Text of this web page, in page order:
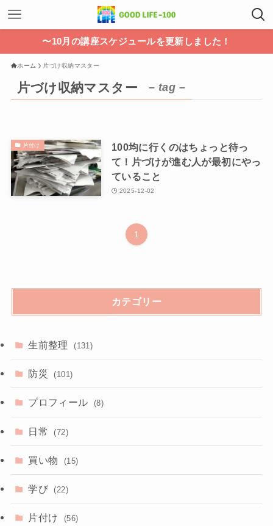
〜10月の講座スケジュールを更新しました！
ホーム 片づけ収納マスター
片づけ収納マスター – tag –
片付け
100均に行くのはちょっと待っ
て！片づけが進む人が最初にやっ
ていること
2025-12-02
1
カテゴリー
生前整理 (131)
防災 (101)
プロフィール (8)
日常 (72)
買い物 (15)
学び (22)
片付け (56)